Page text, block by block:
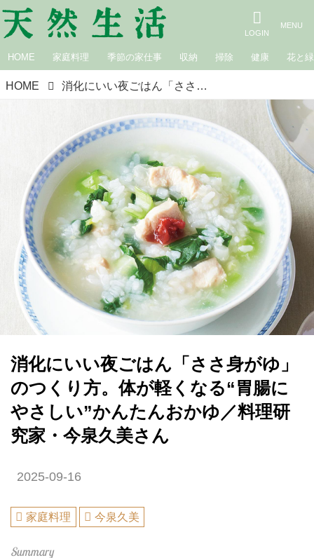
HOME 家庭料理 季節の家仕事 収納 掃除 健康 花と緑
HOME 消化にいい夜ごはん「ささ身がゆ」のつくり方。体が軽くなる“胃腸にやさしい”かんたんおかゆ／料理研究家・今泉久美さん
消化にいい夜ごはん「ささ身がゆ」
のつくり方。体が軽くなる“胃腸に
やさしい”かんたんおかゆ／料理研
究家・今泉久美さん
2025-09-16
家庭料理 今泉久美